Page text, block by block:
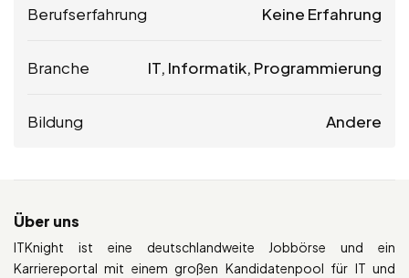
Berufserfahrung Keine Erfahrung
Branche IT, Informatik, Programmierung
Bildung Andere
Über uns
ITKnight ist eine deutschlandweite Jobbörse und ein
Karriereportal mit einem großen Kandidatenpool für IT und